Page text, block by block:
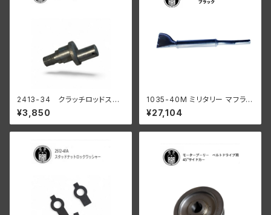
2413-34 クラッチロッドスタ
ッド 1934-37 R WL
陸王
¥3,850
1035-40M ミリタリー マフラー
ブラック
¥27,104